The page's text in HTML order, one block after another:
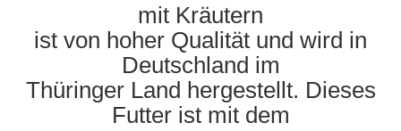
mit Kräutern
ist von hoher Qualität und wird in
Deutschland im
Thüringer Land hergestellt. Dieses
Futter ist mit dem